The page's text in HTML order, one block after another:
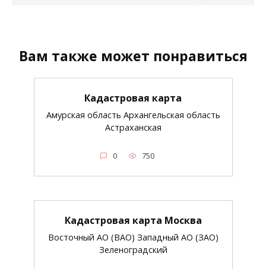
Вам также может понравиться
Кадастровая карта
Амурская область Архангельская область
Астраханская
0 750
Кадастровая карта Москва
Восточный АО (ВАО) Западный АО (ЗАО)
Зеленоградский